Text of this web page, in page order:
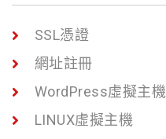
SSL憑證
網址註冊
WordPress虛擬主機
LINUX虛擬主機